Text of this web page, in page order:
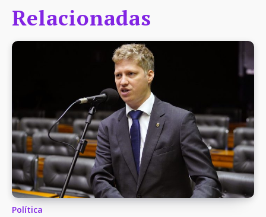
Relacionadas
Política